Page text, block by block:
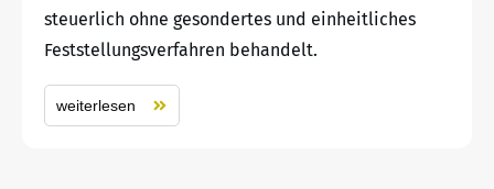
steuerlich ohne gesondertes und einheitliches
Feststellungsverfahren behandelt.
weiterlesen